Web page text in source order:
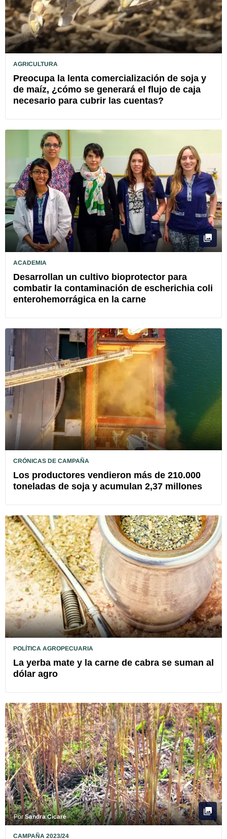
AGRICULTURA
Preocupa la lenta comercialización de soja y
de maíz, ¿cómo se generará el flujo de caja
necesario para cubrir las cuentas?
ACADEMIA
Desarrollan un cultivo bioprotector para
combatir la contaminación de escherichia coli
enterohemorrágica en la carne
CRÓNICAS DE CAMPAÑA
Los productores vendieron más de 210.000
toneladas de soja y acumulan 2,37 millones
POLÍTICA AGROPECUARIA
La yerba mate y la carne de cabra se suman al
dólar agro
PorSandra Cicaré
CAMPAÑA 2023/24